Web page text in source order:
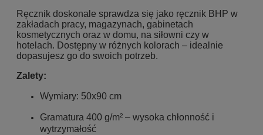
Ręcznik doskonale sprawdza się jako ręcznik BHP w
zakładach pracy, magazynach, gabinetach
kosmetycznych oraz w domu, na siłowni czy w
hotelach. Dostępny w różnych kolorach – idealnie
dopasujesz go do swoich potrzeb.
Zalety:
Wymiary: 50x90 cm
Gramatura 400 g/m² – wysoka chłonność i
wytrzymałość